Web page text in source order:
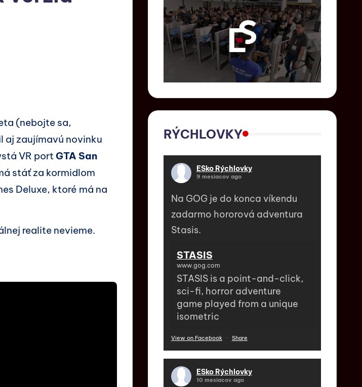
(nebojte sa,
zaujímavú novinku
VR port GTA San
stáť za kormidlom
Deluxe, ktoré má na
realite nevieme.
RÝCHLOVKY
ESko Rýchlovky
9 mesiacov ago
Na GOG je do konca víkendu
zadarmo hororová adventura
Stasis.
STASIS
www.gog.com
STASIS is a point-and-click,
sci-fi, horror adventure
game played from a unique
isometric
View on Facebook · Share
ESko Rýchlovky
10 mesiacov ago